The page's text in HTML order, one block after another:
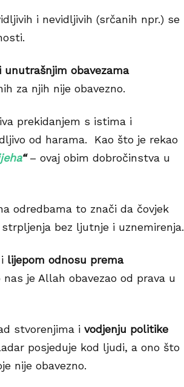
i nevidljivih (srčanih npr.) se
unutrašnjim obavezama
za njih nije obavezno.
prekidanjem s istima i
od harama. Kao što je rekao
“– ovaj obim dobročinstva u
odredbama to znači da čovjek
bez ljutnje i uznemirenja.
lijepom odnosu prema
je Allah obavezao od prava u
stvorenjima i vodjenju politike
posjeduje kod ljudi, a ono što
nije obavezno.